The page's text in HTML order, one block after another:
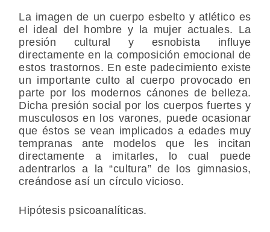
La imagen de un cuerpo esbelto y atlético es
el ideal del hombre y la mujer actuales. La
presión cultural y esnobista influye
directamente en la composición emocional de
estos trastornos. En este padecimiento existe
un importante culto al cuerpo provocado en
parte por los modernos cánones de belleza.
Dicha presión social por los cuerpos fuertes y
musculosos en los varones, puede ocasionar
que éstos se vean implicados a edades muy
tempranas ante modelos que les incitan
directamente a imitarles, lo cual puede
adentrarlos a la “cultura” de los gimnasios,
creándose así un círculo vicioso.
Hipótesis psicoanalíticas.